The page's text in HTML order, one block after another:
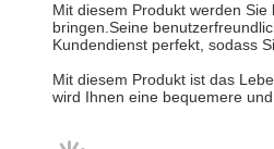
Mit diesem Produkt werden
bringen.Seine
Kundendienst perfekt, sodass
Mit diesem Produkt ist das
wird Ihnen eine bequemere